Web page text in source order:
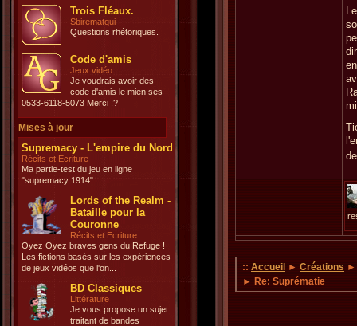
Trois Fléaux.
Sbirematqui
Questions rhétoriques.
Code d'amis
Jeux vidéo
Je voudrais avoir des
code d'amis le mien ses
0533-6118-5073 Merci :?
Mises à jour
Supremacy - L'empire du Nord
Récits et Ecriture
Ma partie-test du jeu en ligne
"supremacy 1914"
Lords of the Realm -
Bataille pour la
Couronne
Récits et Ecriture
Oyez Oyez braves gens du Refuge !
Les fictions basés sur les expériences
de jeux vidéos que l'on...
BD Classiques
Littérature
Je vous propose un sujet
traitant de bandes
:: Accueil ► Créations
► Re: Suprématie